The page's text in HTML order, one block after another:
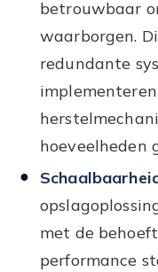
betrouwbaar
waarborgen.
redundante
hoeveelheden
met de
performance